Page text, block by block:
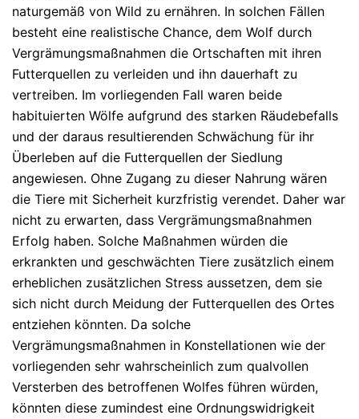
naturgemäß von Wild zu ernähren. In solchen Fällen
besteht eine realistische Chance, dem Wolf durch
Vergrämungsmaßnahmen die Ortschaften mit ihren
Futterquellen zu verleiden und ihn dauerhaft zu
vertreiben. Im vorliegenden Fall waren beide
habituierten Wölfe aufgrund des starken Räudebefalls
und der daraus resultierenden Schwächung für ihr
Überleben auf die Futterquellen der Siedlung
angewiesen. Ohne Zugang zu dieser Nahrung wären
die Tiere mit Sicherheit kurzfristig verendet. Daher war
nicht zu erwarten, dass Vergrämungsmaßnahmen
Erfolg haben. Solche Maßnahmen würden die
erkrankten und geschwächten Tiere zusätzlich einem
erheblichen zusätzlichen Stress aussetzen, dem sie
sich nicht durch Meidung der Futterquellen des Ortes
entziehen könnten. Da solche
Vergrämungsmaßnahmen in Konstellationen wie der
vorliegenden sehr wahrscheinlich zum qualvollen
Versterben des betroffenen Wolfes führen würden,
könnten diese zumindest eine Ordnungswidrigkeit